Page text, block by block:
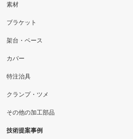
素材
ブラケット
架台・ベース
カバー
特注治具
クランプ・ツメ
その他の加工部品
技術提案事例